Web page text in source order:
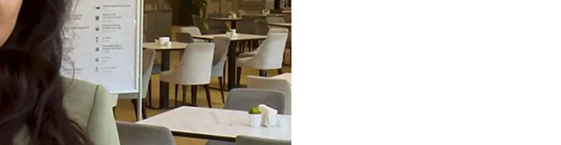
посещават ресторанти, барове, павилиони и обекти за бързо хранене, за да…